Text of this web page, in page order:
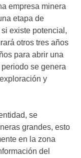
empresa minera
etapa de
existe potencial,
otros tres años
para abrir una
se genera
y
se
grandes, esto
en la zona
del